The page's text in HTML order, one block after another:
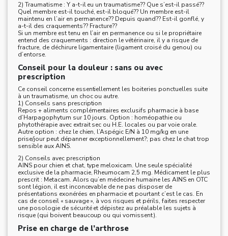
2) Traumatisme : Y a-t-il eu un traumatisme?? Que s’est-il passé??
Quel membre est-il touché, est-il bloqué?? Un membre est-il
maintenu en l’air en permanence?? Depuis quand?? Est-il gonflé, y
a-t-il des craquements?? Fracture??
Si un membre est tenu en l’air en permanence ou si le propriétaire
entend des craquements : direction le vétérinaire, il y a risque de
fracture, de déchirure ligamentaire (ligament croisé du genou) ou
d’entorse.
Conseil pour la douleur : sans ou avec
prescription
Ce conseil concerne essentiellement les boiteries ponctuelles suite
à un traumatisme, un choc ou autre.
1) Conseils sans prescription
Repos + aliments complémentaires exclusifs pharmacie à base
d’Harpagophytum sur 10 jours. Option : homéopathie ou
phytothérapie avec extrait sec ou H.E. locales ou par voie orale.
Autre option : chez le chien, l’Aspégic E/N à 10 mg/kg en une
prise/jour peut dépanner exceptionnellement?; pas chez le chat trop
sensible aux AINS.
2) Conseils avec prescription
AINS pour chien et chat, type meloxicam. Une seule spécialité
exclusive de la pharmacie, Rheumocam 2,5 mg. Médicament le plus
prescrit : Metacam. Alors qu’en médecine humaine les AINS en OTC
sont légion, il est inconcevable de ne pas disposer de
présentations exonérées en pharmacie et pourtant c’est le cas. En
cas de conseil « sauvage », à vos risques et périls, faites respecter
une posologie de sécurité et dépistez au préalable les sujets à
risque (qui boivent beaucoup ou qui vomissent).
Prise en charge de l’arthrose